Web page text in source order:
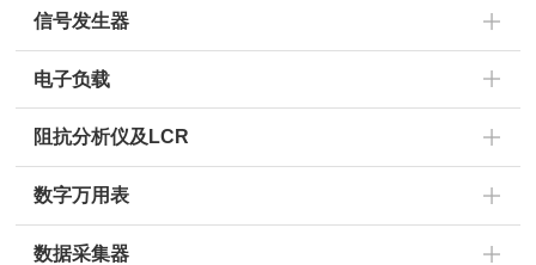
信号发生器
电子负载
阻抗分析仪及LCR
数字万用表
数据采集器